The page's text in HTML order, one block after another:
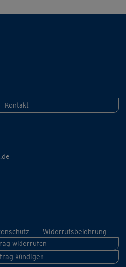
Kontakt
Widerrufsbelehrung
widerrufen
kündigen